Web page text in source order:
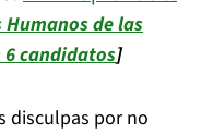
de las
6 candidatos]
disculpas por no